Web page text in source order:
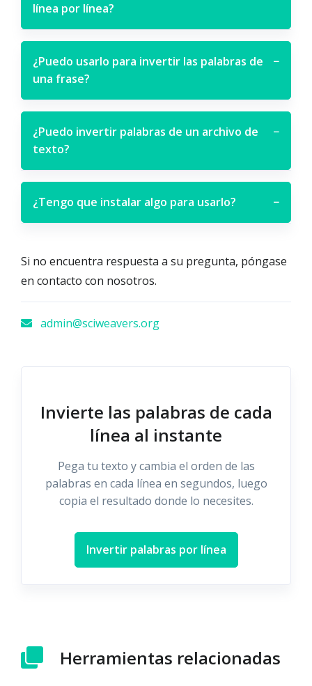
línea por línea?
¿Puedo usarlo para invertir las palabras de
una frase?
−
¿Puedo invertir palabras de un archivo de
texto?
−
¿Tengo que instalar algo para usarlo? −
Si no encuentra respuesta a su pregunta, póngase
en contacto con nosotros.
admin@sciweavers.org
Invierte las palabras de cada
línea al instante
Pega tu texto y cambia el orden de las
palabras en cada línea en segundos, luego
copia el resultado donde lo necesites.
Invertir palabras por línea
Herramientas relacionadas